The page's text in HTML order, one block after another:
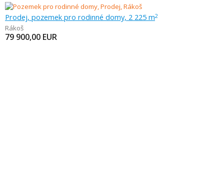
Prodej, pozemek pro rodinné domy, 2 225 m2
Rákoš
79 900,00 EUR